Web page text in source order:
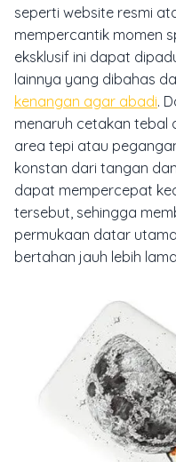
seperti website resmi
mempercantik momen
eksklusif ini dapat
lainnya yang dibahas
kenangan agar abadi.
menaruh cetakan tebal
area tepi atau
konstan dari tangan
dapat mempercepat
tersebut, sehingga
permukaan datar
bertahan jauh lebih